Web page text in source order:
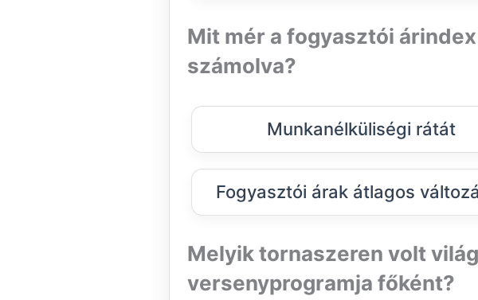
Mit mér a fogyasztói
számolva?
Munkanélküliségi rátát
Fogyasztói árak átlagos
Melyik tornaszeren volt
versenyprogramja főként?